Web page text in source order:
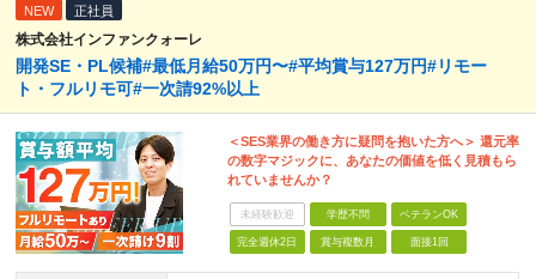
NEW 正社員
株式会社インファンクォーレ
開発SE・PL候補#最低月給50万円〜#平均賞与127万円#リモー
ト・フルリモ可#一次請92%以上
＜SES業界の働き方に疑問を抱いた方へ＞ 還元率
の数字マジックに、あなたの価値を低く見積もら
れていませんか？
未経験歓迎 学歴不問 ベテランOK
完全週休2日 賞与複数月 面接1回